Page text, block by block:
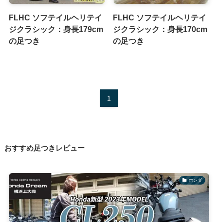
FLHC ソフテイルヘリテイ
ジクラシック：身長179cm
の足つき
FLHC ソフテイルヘリテイ
ジクラシック：身長170cm
の足つき
1
おすすめ足つきレビュー
ホンダ